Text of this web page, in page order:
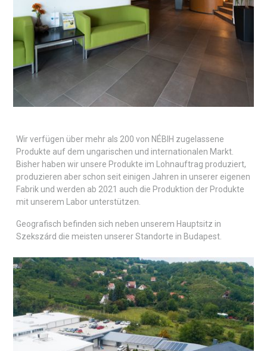
Wir verfügen über mehr als 200 von NÉBIH zugelassene
Produkte auf dem ungarischen und internationalen Markt.
Bisher haben wir unsere Produkte im Lohnauftrag produziert,
produzieren aber schon seit einigen Jahren in unserer eigenen
Fabrik und werden ab 2021 auch die Produktion der Produkte
mit unserem Labor unterstützen.
Geografisch befinden sich neben unserem Hauptsitz in
Szekszárd die meisten unserer Standorte in Budapest.